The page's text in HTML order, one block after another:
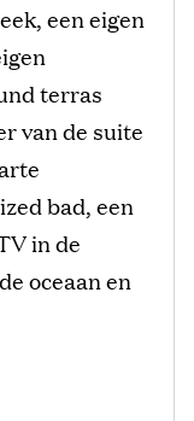
een eigen
terras
van de suite
bad, een
in de
oceaan en